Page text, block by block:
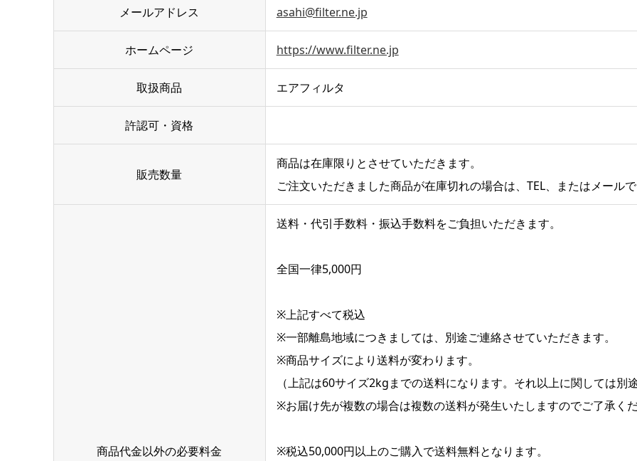
メールアドレス asahi@filter.ne.jp
ホームページ https://www.filter.ne.jp
取扱商品 エアフィルタ
許認可・資格
販売数量
商品は在庫限りとさせていただきます。
ご注文いただきました商品が在庫切れの場合は、TEL、またはメールで
商品代金以外の必要料金
送料・代引手数料・振込手数料をご負担いただきます。
全国一律5,000円
※上記すべて税込
※一部離島地域につきましては、別途ご連絡させていただきます。
※商品サイズにより送料が変わります。
（上記は60サイズ2kgまでの送料になります。それ以上に関しては別
※お届け先が複数の場合は複数の送料が発生いたしますのでご了承くだ
※税込50,000円以上のご購入で送料無料となります。